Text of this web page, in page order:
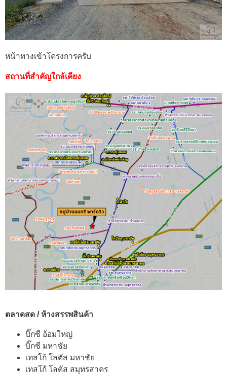
หน้าทางเข้าโครงการครับ
สถานที่สำคัญใกล้เคียง
ตลาดสด / ห้างสรรพสินค้า
บิ๊กซี อ้อมใหญ่
บิ๊กซี มหาชัย
เทสโก้ โลตัส มหาชัย
เทสโก้ โลตัส สมุทรสาคร